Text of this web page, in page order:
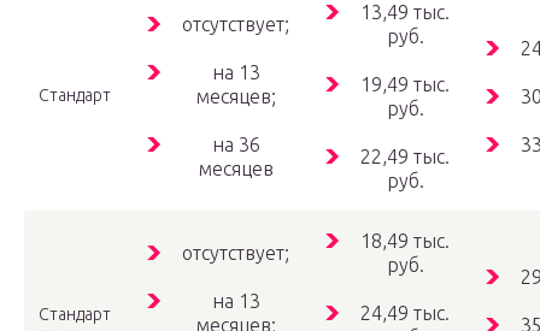
Стандарт
отсутствует;
на 13
месяцев;
на 36
месяцев
13,49 тыс.
руб.
19,49 тыс.
руб.
22,49 тыс.
руб.
Стандарт
отсутствует;
на 13
месяцев;
18,49 тыс.
руб.
24,49 тыс.